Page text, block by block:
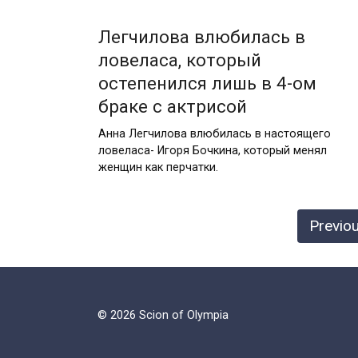
Легчилова влюбилась в
ловеласа, который
остепенился лишь в 4-ом
браке с актрисой
Анна Легчилова влюбилась в настоящего
ловеласа- Игоря Бочкина, который менял
женщин как перчатки.
© 2026 Scion of Olympia